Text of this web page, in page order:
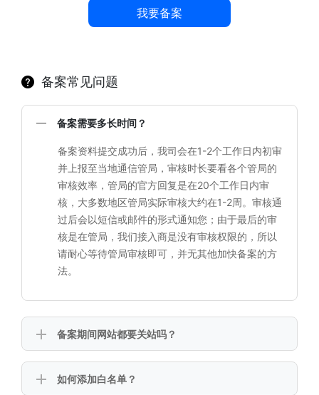
我要备案
备案常见问题
备案需要多长时间？
备案资料提交成功后，我司会在1-2个工作日内初审
并上报至当地通信管局，审核时长要看各个管局的
审核效率，管局的官方回复是在20个工作日内审
核，大多数地区管局实际审核大约在1-2周。审核通
过后会以短信或邮件的形式通知您；由于最后的审
核是在管局，我们接入商是没有审核权限的，所以
请耐心等待管局审核即可，并无其他加快备案的方
法。
备案期间网站都要关站吗？
如何添加白名单？